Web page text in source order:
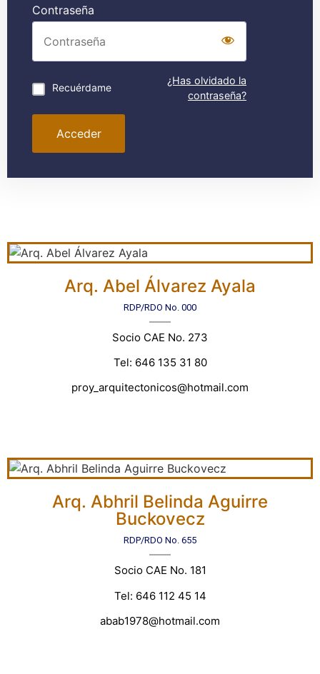
Contraseña
Recuérdame
¿Has olvidado la
contraseña?
Acceder
Arq. Abel Álvarez Ayala
RDP/RDO No. 000
Socio CAE No. 273
Tel: 646 135 31 80
proy_arquitectonicos@hotmail.com
Arq. Abhril Belinda Aguirre
Buckovecz
RDP/RDO No. 655
Socio CAE No. 181
Tel: 646 112 45 14
abab1978@hotmail.com